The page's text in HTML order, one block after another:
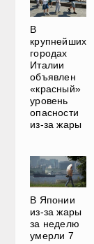
В
крупнейших
городах
Италии
объявлен
«красный»
уровень
опасности
из-за жары
В Японии
из-за жары
за неделю
умерли 7